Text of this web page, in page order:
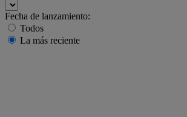
Fecha de lanzamiento:
Todos
La más reciente